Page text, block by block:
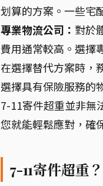
划算的方案。一些宅
專業物流公司： 對於
費用通常較高。選擇
在選擇替代方案時，
選擇具有保險服務的
7-11寄件超重並非無
您就能輕鬆應對，確
7-11寄件超重